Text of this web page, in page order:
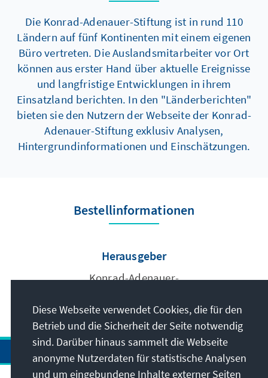
Die Konrad-Adenauer-Stiftung ist in rund 110
Ländern auf fünf Kontinenten mit einem eigenen
Büro vertreten. Die Auslandsmitarbeiter vor Ort
können aus erster Hand über aktuelle Ereignisse
und langfristige Entwicklungen in ihrem
Einsatzland berichten. In den "Länderberichten"
bieten sie den Nutzern der Webseite der Konrad-
Adenauer-Stiftung exklusiv Analysen,
Hintergrundinformationen und Einschätzungen.
Bestellinformationen
Herausgeber
Konrad-Adenauer-
Diese Webseite verwendet Cookies, die für den
Betrieb und die Sicherheit der Seite notwendig
sind. Darüber hinaus sammelt die Webseite
anonyme Nutzerdaten für statistische Analysen
und um eingebundene Inhalte externer Seiten